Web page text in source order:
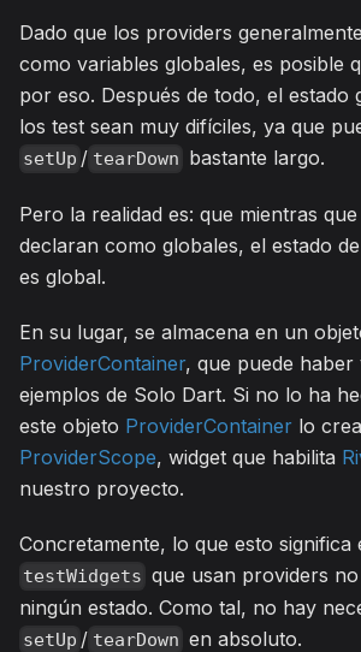
Dado que los providers
como variables globales, es posible
por eso. Después de todo, el estado
los test sean muy difíciles, ya que
setUp / tearDown bastante largo.
Pero la realidad es: que mientras
declaran como globales, el estado
es global.
En su lugar, se almacena en un
ProviderContainer, que puede haber
ejemplos de Solo Dart. Si no lo ha
este objeto ProviderContainer lo
ProviderScope, widget que habilita
nuestro proyecto.
Concretamente, lo que esto significa
testWidgets que usan providers
ningún estado. Como tal, no hay
setUp / tearDown en absoluto.